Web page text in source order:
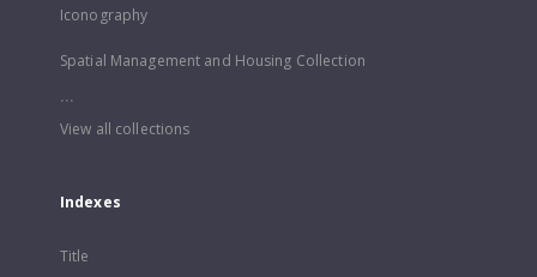
Iconography
Spatial Management and Housing Collection
...
View all collections
Indexes
Title